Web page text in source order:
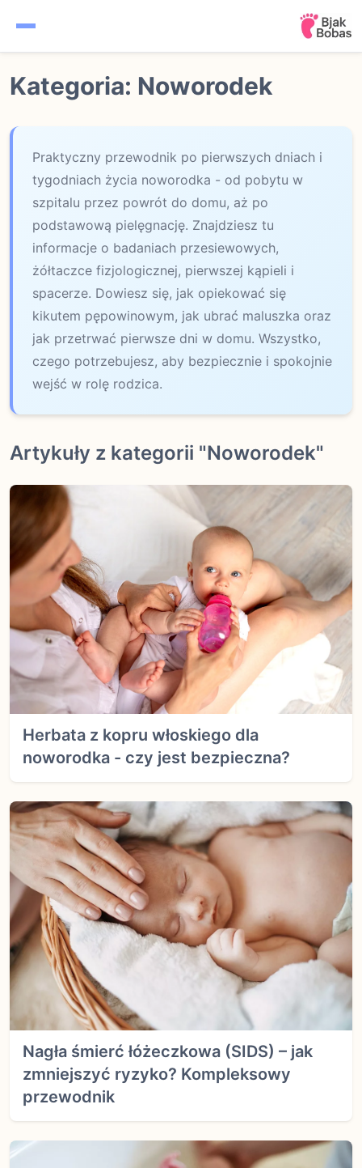
Noworodek
Niemowlę
Rozwój dziecka
Kategoria: Noworodek
Praktyczny przewodnik po pierwszych dniach i
tygodniach życia noworodka - od pobytu w
szpitalu przez powrót do domu, aż po
podstawową pielęgnację. Znajdziesz tu
informacje o badaniach przesiewowych,
żółtaczce fizjologicznej, pierwszej kąpieli i
spacerze. Dowiesz się, jak opiekować się
kikutem pępowinowym, jak ubrać maluszka oraz
jak przetrwać pierwsze dni w domu. Wszystko,
czego potrzebujesz, aby bezpiecznie i spokojnie
wejść w rolę rodzica.
Artykuły z kategorii "Noworodek"
Herbata z kopru włoskiego dla
noworodka - czy jest bezpieczna?
Nagła śmierć łóżeczkowa (SIDS) – jak
zmniejszyć ryzyko? Kompleksowy
przewodnik